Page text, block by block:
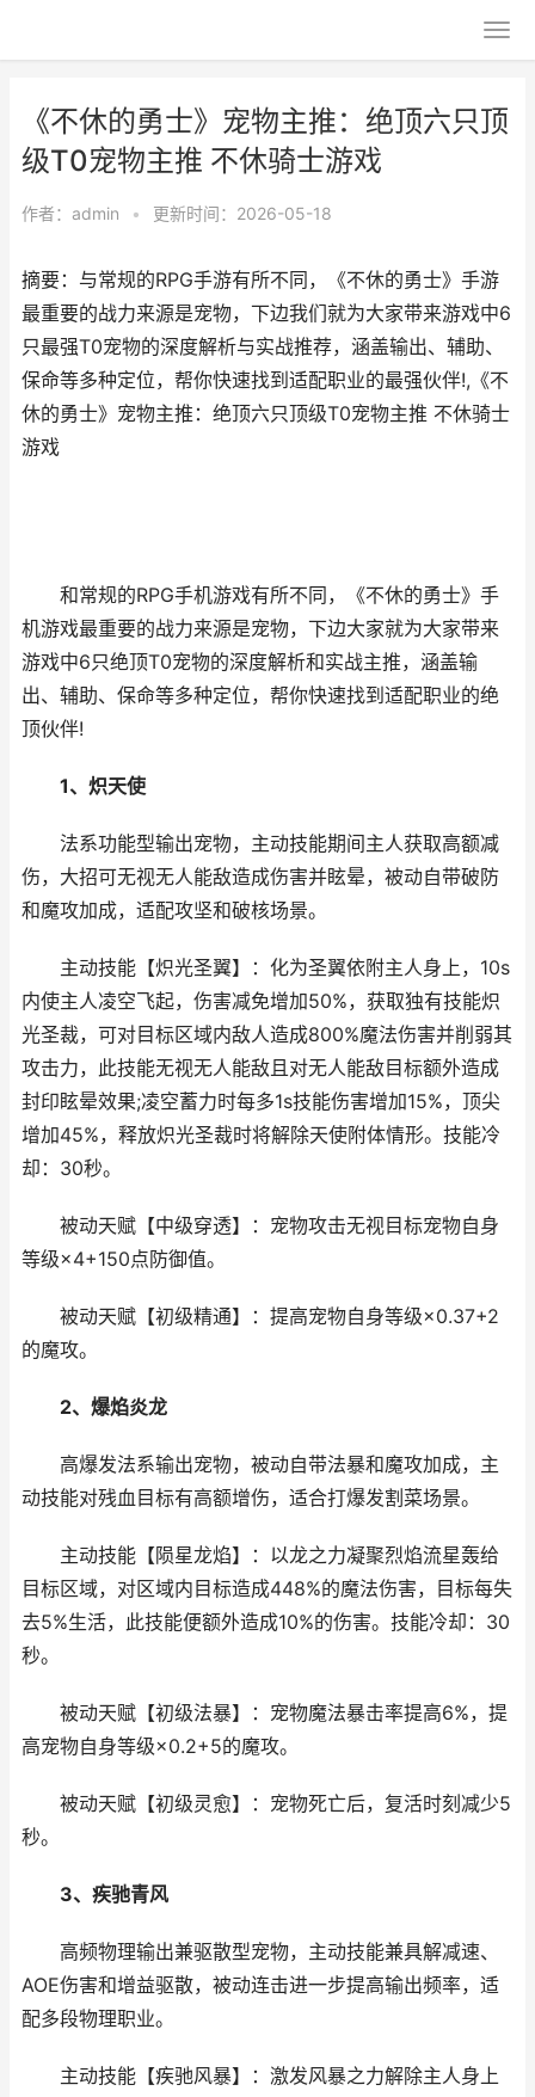
《不休的勇士》宠物主推：绝顶六只顶
级T0宠物主推 不休骑士游戏
作者： admin • 更新时间：2026-05-18
摘要：与常规的RPG手游有所不同，《不休的勇士》手游
最重要的战力来源是宠物，下边我们就为大家带来游戏中6
只最强T0宠物的深度解析与实战推荐，涵盖输出、辅助、
保命等多种定位，帮你快速找到适配职业的最强伙伴!,《不
休的勇士》宠物主推：绝顶六只顶级T0宠物主推 不休骑士
游戏
和常规的RPG手机游戏有所不同，《不休的勇士》手
机游戏最重要的战力来源是宠物，下边大家就为大家带来
游戏中6只绝顶T0宠物的深度解析和实战主推，涵盖输
出、辅助、保命等多种定位，帮你快速找到适配职业的绝
顶伙伴!
1、炽天使
法系功能型输出宠物，主动技能期间主人获取高额减
伤，大招可无视无人能敌造成伤害并眩晕，被动自带破防
和魔攻加成，适配攻坚和破核场景。
主动技能【炽光圣翼】：化为圣翼依附主人身上，10s
内使主人凌空飞起，伤害减免增加50%，获取独有技能炽
光圣裁，可对目标区域内敌人造成800%魔法伤害并削弱其
攻击力，此技能无视无人能敌且对无人能敌目标额外造成
封印眩晕效果;凌空蓄力时每多1s技能伤害增加15%，顶尖
增加45%，释放炽光圣裁时将解除天使附体情形。技能冷
却：30秒。
被动天赋【中级穿透】：宠物攻击无视目标宠物自身
等级×4+150点防御值。
被动天赋【初级精通】：提高宠物自身等级×0.37+2
的魔攻。
2、爆焰炎龙
高爆发法系输出宠物，被动自带法暴和魔攻加成，主
动技能对残血目标有高额增伤，适合打爆发割菜场景。
主动技能【陨星龙焰】：以龙之力凝聚烈焰流星轰给
目标区域，对区域内目标造成448%的魔法伤害，目标每失
去5%生活，此技能便额外造成10%的伤害。技能冷却：30
秒。
被动天赋【初级法暴】：宠物魔法暴击率提高6%，提
高宠物自身等级×0.2+5的魔攻。
被动天赋【初级灵愈】：宠物死亡后，复活时刻减少5
秒。
3、疾驰青风
高频物理输出兼驱散型宠物，主动技能兼具解减速、
AOE伤害和增益驱散，被动连击进一步提高输出频率，适
配多段物理职业。
主动技能【疾驰风暴】：激发风暴之力解除主人身上